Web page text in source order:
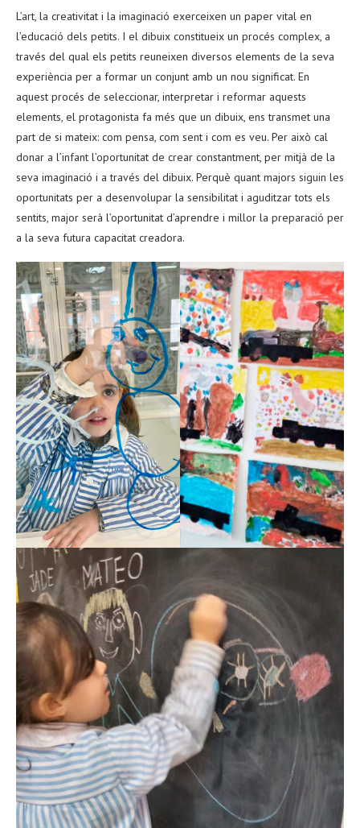
L’art, la creativitat i la imaginació exerceixen un paper vital en
l’educació dels petits. I el dibuix constitueix un procés complex, a
través del qual els petits reuneixen diversos elements de la seva
experiència per a formar un conjunt amb un nou significat. En
aquest procés de seleccionar, interpretar i reformar aquests
elements, el protagonista fa més que un dibuix, ens transmet una
part de si mateix: com pensa, com sent i com es veu. Per això cal
donar a l’infant l’oportunitat de crear constantment, per mitjà de la
seva imaginació i a través del dibuix. Perquè quant majors siguin les
oportunitats per a desenvolupar la sensibilitat i aguditzar tots els
sentits, major serà l’oportunitat d’aprendre i millor la preparació per
a la seva futura capacitat creadora.